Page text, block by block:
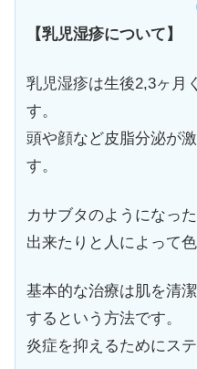
【乳児湿疹について】
乳児湿疹は生後2,3ヶ月
す。
頭や顔など皮脂分泌が
す。
カサブタのようになっ
出来たりと人によって
基本的な治療は肌を清
するという方法です。
炎症を抑えるためにス